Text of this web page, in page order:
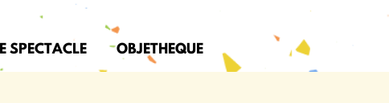
SPECTACLE OBJETHEQUE